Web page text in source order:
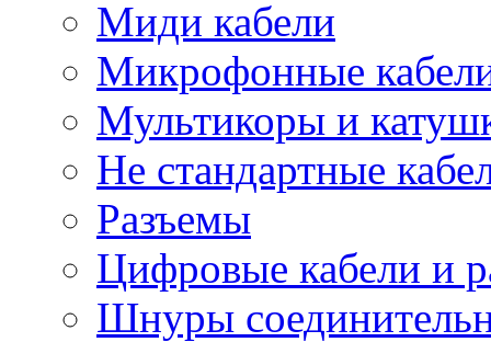
Миди кабели
Микрофонные
Мультикоры и
Не стандартные
Разъемы
Цифровые кабели и
Шнуры